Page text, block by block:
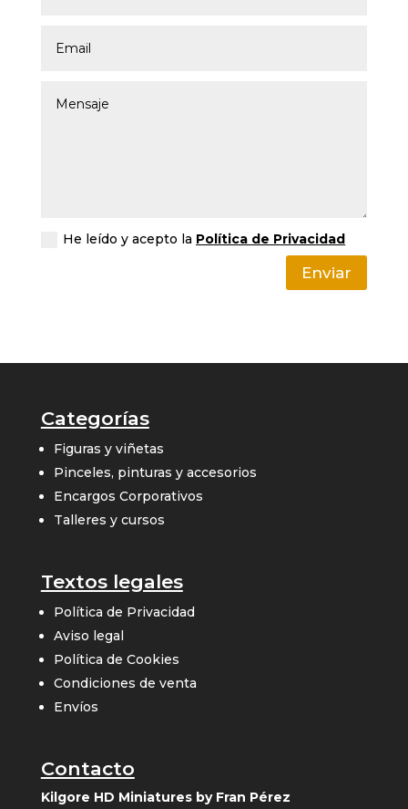
He leído y acepto la Política de Privacidad
Enviar
Categorías
Figuras y viñetas
Pinceles, pinturas y accesorios
Encargos Corporativos
Talleres y cursos
Textos legales
Política de Privacidad
Aviso legal
Política de Cookies
Condiciones de venta
Envíos
Contacto
Kilgore HD Miniatures by Fran Pérez